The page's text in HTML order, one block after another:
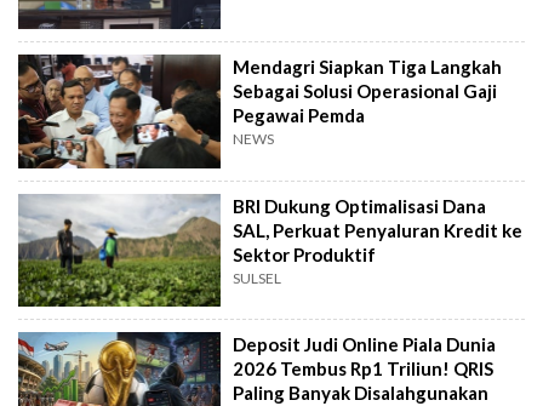
Mendagri Siapkan Tiga Langkah
Sebagai Solusi Operasional Gaji
Pegawai Pemda
NEWS
BRI Dukung Optimalisasi Dana
SAL, Perkuat Penyaluran Kredit ke
Sektor Produktif
SULSEL
Deposit Judi Online Piala Dunia
2026 Tembus Rp1 Triliun! QRIS
Paling Banyak Disalahgunakan